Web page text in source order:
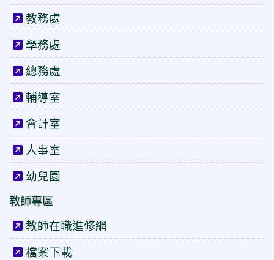
教務處
學務處
總務處
輔導室
會計室
人事室
幼兒園
教師專區
教師在職進修網
檔案下載